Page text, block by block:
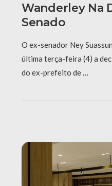
Wanderley Na
Senado
O ex-senador Ney
última terça-feira (4) a
do ex-prefeito de …